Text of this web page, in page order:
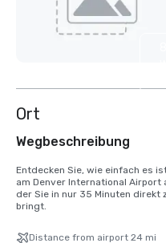
Ort
Wegbeschreibung
Entdecken Sie, wie einfach es
am Denver International Airport
der Sie in nur 35 Minuten direkt
bringt.
Distance from airport 24 mi